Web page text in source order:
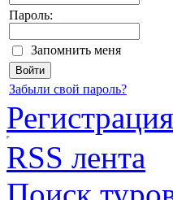
Пароль:
Запомнить меня
Забыли свой пароль?
Регистрация
RSS лента